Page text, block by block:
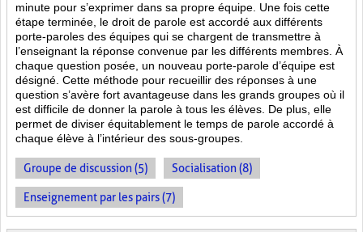
minute pour s’exprimer dans sa propre équipe. Une fois cette
étape terminée, le droit de parole est accordé aux différents
porte-paroles des équipes qui se chargent de transmettre à
l’enseignant la réponse convenue par les différents membres. À
chaque question posée, un nouveau porte-parole d’équipe est
désigné. Cette méthode pour recueillir des réponses à une
question s’avère fort avantageuse dans les grands groupes où il
est difficile de donner la parole à tous les élèves. De plus, elle
permet de diviser équitablement le temps de parole accordé à
chaque élève à l’intérieur des sous-groupes.
Groupe de discussion (5) Socialisation (8)
Enseignement par les pairs (7)